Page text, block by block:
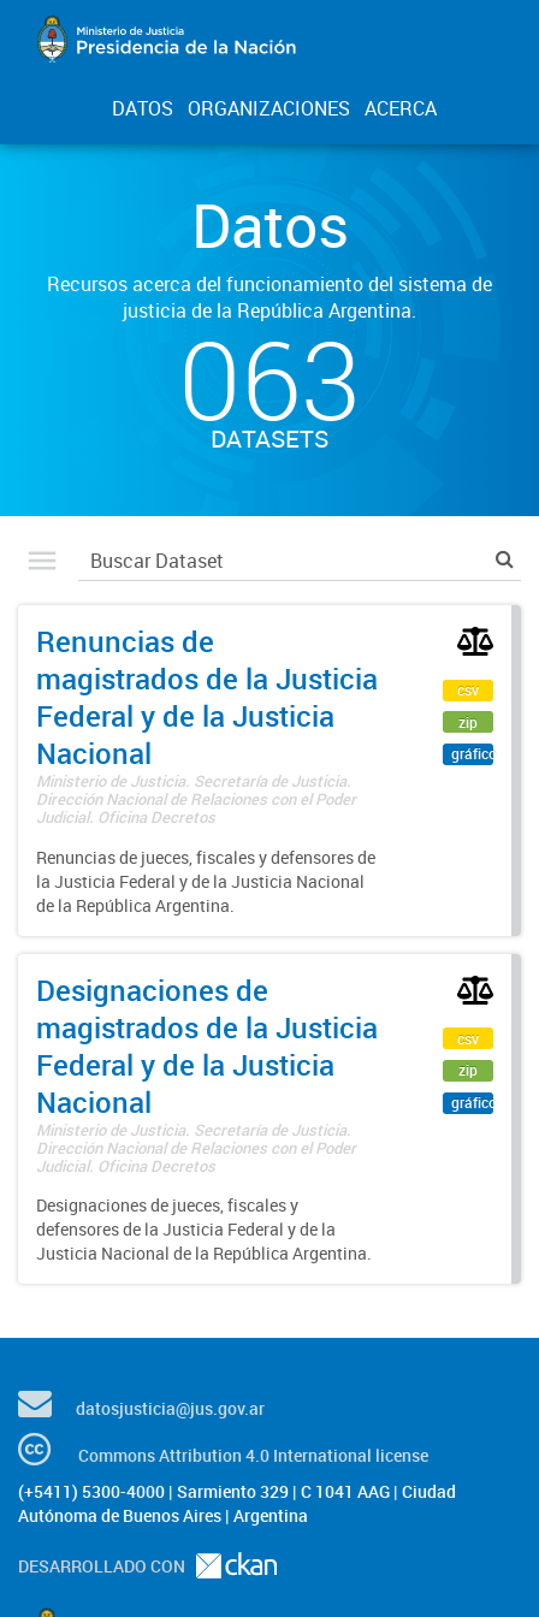
DATOS ORGANIZACIONES ACERCA
Datos
Recursos acerca del funcionamiento del sistema de
justicia de la República Argentina.
063
DATASETS
Renuncias de
magistrados de la Justicia
Federal y de la Justicia
Nacional
Ministerio de Justicia. Secretaría de Justicia.
Dirección Nacional de Relaciones con el Poder
Judicial. Oficina Decretos
Renuncias de jueces, fiscales y defensores de
la Justicia Federal y de la Justicia Nacional
de la República Argentina.
csv
zip
gráfico
Designaciones de
magistrados de la Justicia
Federal y de la Justicia
Nacional
Ministerio de Justicia. Secretaría de Justicia.
Dirección Nacional de Relaciones con el Poder
Judicial. Oficina Decretos
Designaciones de jueces, fiscales y
defensores de la Justicia Federal y de la
Justicia Nacional de la República Argentina.
csv
zip
gráfico
datosjusticia@jus.gov.ar
Commons Attribution 4.0 International license
(+5411) 5300-4000 | Sarmiento 329 | C 1041 AAG | Ciudad
Autónoma de Buenos Aires | Argentina
DESARROLLADO CON